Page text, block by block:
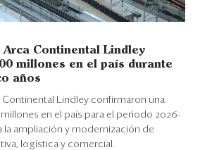
Arca Continental Lindley
millones en el país durante
años
Continental Lindley confirmaron una
en el país para el periodo 2026-
la ampliación y modernización de
logística y comercial.